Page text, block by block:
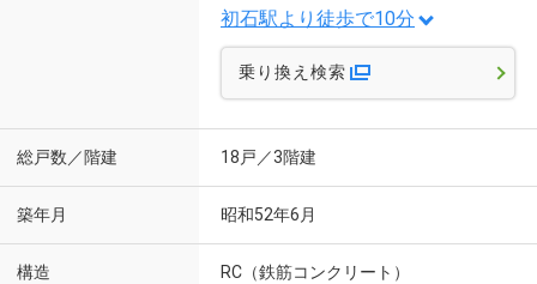
初石駅より徒歩で10分
乗り換え検索
総戸数／階建 18戸／3階建
築年月 昭和52年6月
構造 RC（鉄筋コンクリート）